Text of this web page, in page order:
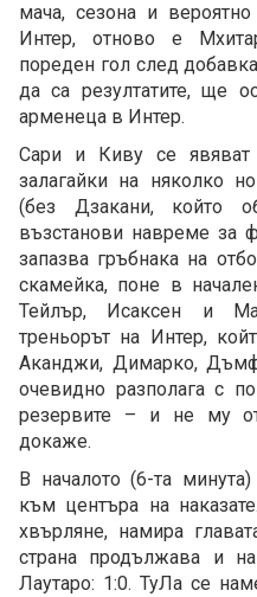
мача, сезона и
Интер, отново е
пореден гол след
да са резултатите, ще
арменеца в Интер.
Сари и Киву се явяват
залагайки на няколко
(без Дзакани, който
възстанови навреме за
запазва гръбнака на
скамейка, поне в
Тейлър, Исаксен и
треньорът на Интер,
Аканджи, Димарко,
очевидно разполага с
резервите – и не му
докаже.
В началото (6-та
към центъра на
хвърляне, намира
страна продължава и
Лаутаро: 1:0. ТуЛа се